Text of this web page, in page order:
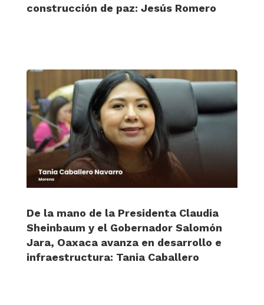
construcción de paz: Jesús Romero
De la mano de la Presidenta Claudia
Sheinbaum y el Gobernador Salomón
Jara, Oaxaca avanza en desarrollo e
infraestructura: Tania Caballero